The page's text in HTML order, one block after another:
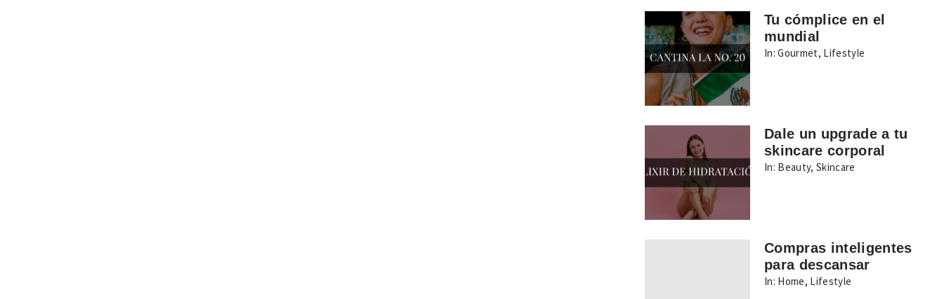
Tu cómplice en el
mundial
In: Gourmet, Lifestyle
Dale un upgrade a tu
skincare corporal
In: Beauty,Skincare
Compras inteligentes
para descansar
In: Home, Lifestyle